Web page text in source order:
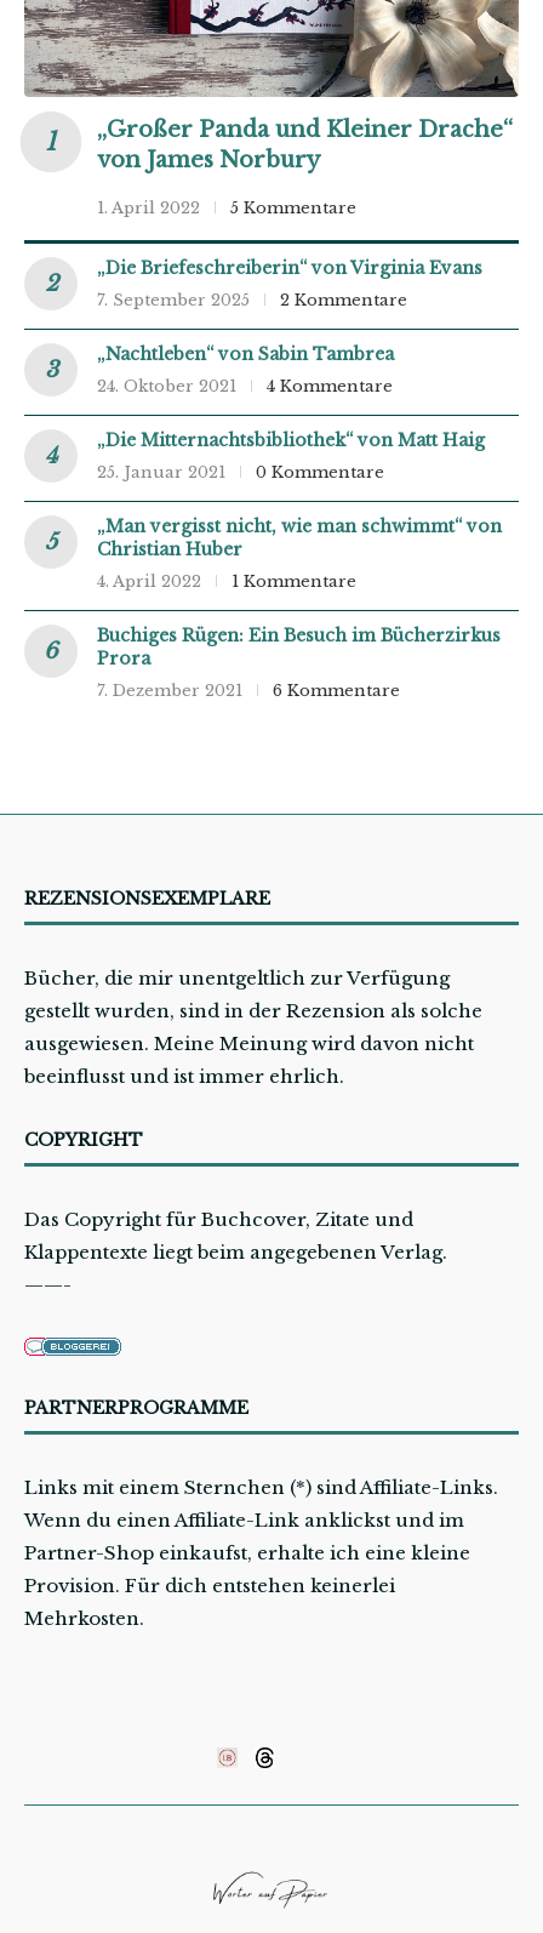
„Großer Panda und Kleiner Drache“
von James Norbury
1. April 2022 5 Kommentare
„Die Briefeschreiberin“ von Virginia Evans
7. September 2025 2 Kommentare
„Nachtleben“ von Sabin Tambrea
24. Oktober 2021 4 Kommentare
„Die Mitternachtsbibliothek“ von Matt Haig
25. Januar 2021 0 Kommentare
„Man vergisst nicht, wie man schwimmt“ von
Christian Huber
4. April 2022 1 Kommentare
Buchiges Rügen: Ein Besuch im Bücherzirkus
Prora
7. Dezember 2021 6 Kommentare
REZENSIONSEXEMPLARE
Bücher, die mir unentgeltlich zur Verfügung
gestellt wurden, sind in der Rezension als solche
ausgewiesen. Meine Meinung wird davon nicht
beeinflusst und ist immer ehrlich.
COPYRIGHT
Das Copyright für Buchcover, Zitate und
Klappentexte liegt beim angegebenen Verlag.
——-
PARTNERPROGRAMME
Links mit einem Sternchen (*) sind Affiliate-Links.
Wenn du einen Affiliate-Link anklickst und im
Partner-Shop einkaufst, erhalte ich eine kleine
Provision. Für dich entstehen keinerlei
Mehrkosten.